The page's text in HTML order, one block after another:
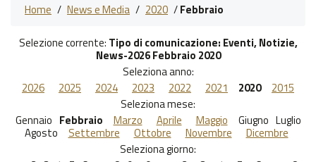
Home / News e Media / 2020 /Febbraio
Selezione corrente: Tipo di comunicazione: Eventi, Notizie,
News-2026 Febbraio 2020
Seleziona anno:
2026
2025 2024 2023 2022 2021 2020
2015
Seleziona mese:
Gennaio Febbraio Marzo Aprile Maggio Giugno Luglio
Agosto Settembre Ottobre Novembre
Dicembre
Seleziona giorno: